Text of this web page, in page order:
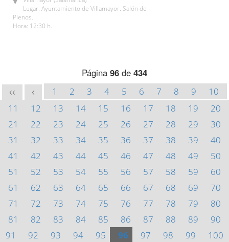
Lugar: Ayuntamiento de Villamayor. Salón de
Plenos.
Hora: 12:30 h.
Página 96 de 434
<< < 1 2 3 4 5 6 7 8 9
10
11
12 13 14 15 16 17 18 19
20
21
22 23 24 25 26 27 28 29
30
31
32 33 34 35 36 37 38 39
40
41
42 43 44 45 46 47 48 49
50
51
52 53 54 55 56 57 58 59
60
61
62 63 64 65 66 67 68 69
70
71
72 73 74 75 76 77 78 79
80
81
82 83 84 85 86 87 88 89
90
91
92 93 94 95 96 97 98 99
100